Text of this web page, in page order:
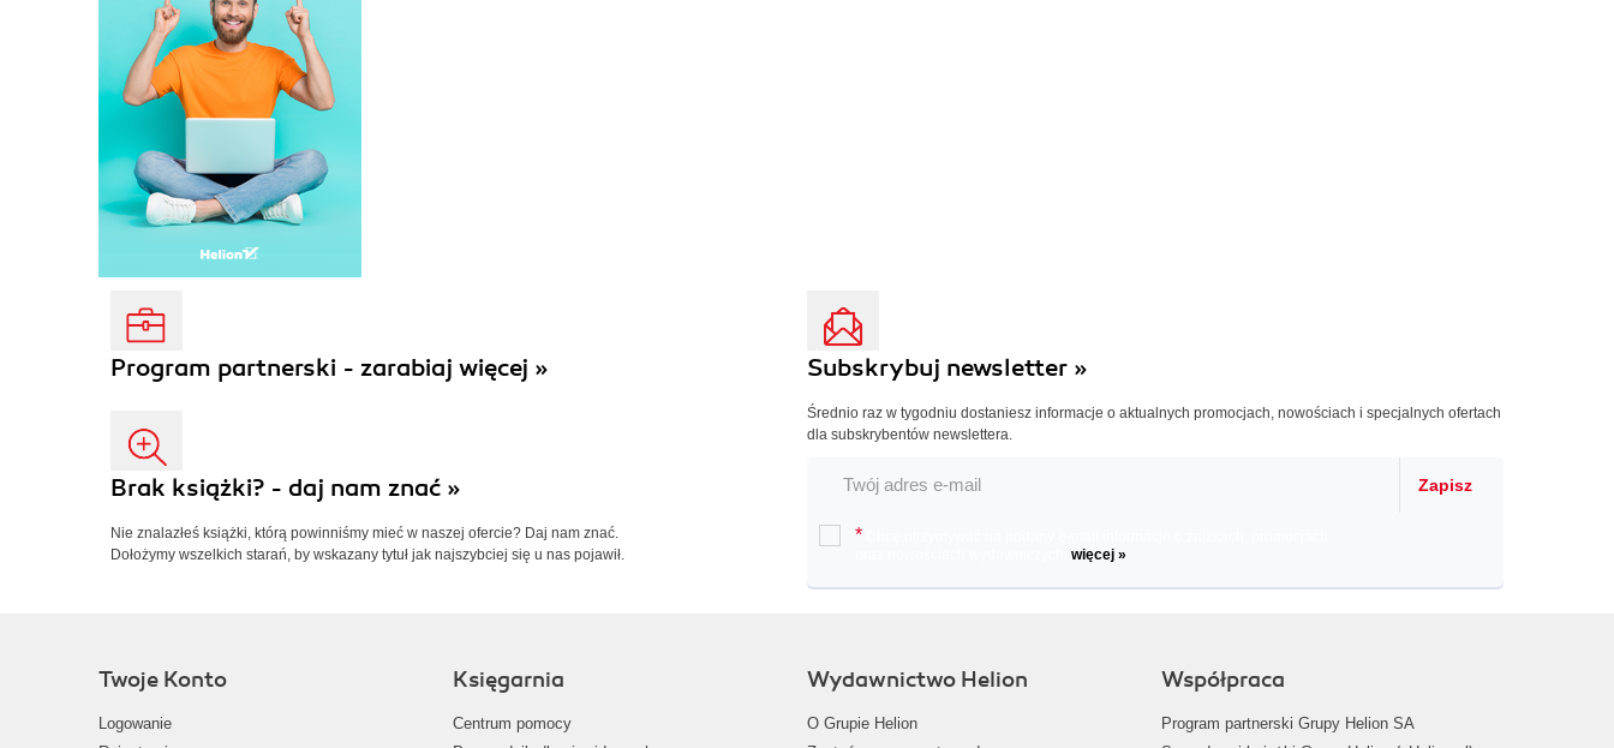
Program partnerski - zarabiaj więcej »
Brak książki? - daj nam znać »
Nie znalazłeś książki, którą powinniśmy mieć w naszej ofercie? Daj nam znać.
Dołożymy wszelkich starań, by wskazany tytuł jak najszybciej się u nas pojawił.
Subskrybuj newsletter »
Średnio raz w tygodniu dostaniesz informacje o aktualnych promocjach, nowościach i specjalnych ofertach
dla subskrybentów newslettera.
Zapisz
*
więcej »
Twoje Konto
Logowanie
Księgarnia
Centrum pomocy
Wydawnictwo Helion
O Grupie Helion
Współpraca
Program partnerski Grupy Helion SA